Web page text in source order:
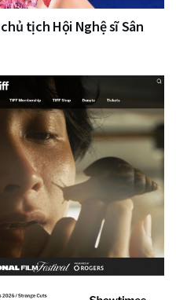
tịch Hội Nghệ sĩ Sân